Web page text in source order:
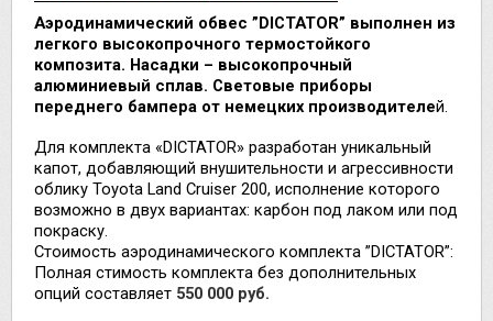
Аэродинамический обвес ”DICTATOR” выполнен из
легкого высокопрочного термостойкого
композита. Насадки – высокопрочный
алюминиевый сплав. Световые приборы
переднего бампера от немецких производителей.
Для комплекта «DICTATOR» разработан уникальный
капот, добавляющий внушительности и агрессивности
облику Toyota Land Cruiser 200, исполнение которого
возможно в двух вариантах: карбон под лаком или под
покраску.
Стоимость аэродинамического комплекта ”DICTATOR”:
Полная стимость комплекта без дополнительных
опций составляет 550 000 руб.